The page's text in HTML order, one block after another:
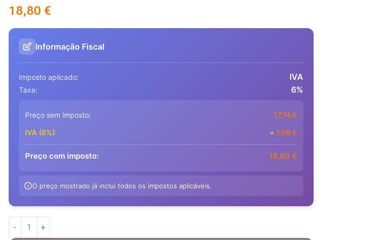
18,80 €
Informação Fiscal
Imposto aplicado: IVA
Taxa: 6%
Preço sem imposto: 17,74€
IVA (6%):
+ 1,06€
Preço com imposto: 18,80 €
O preço mostrado já inclui todos os impostos aplicáveis.